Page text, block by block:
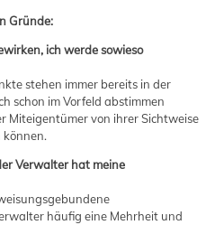
Gründe:
ich werde sowieso
stehen immer bereits in der
schon im Vorfeld abstimmen
Miteigentümer von ihrer Sichtweise
Verwalter hat meine
häufig eine Mehrheit und